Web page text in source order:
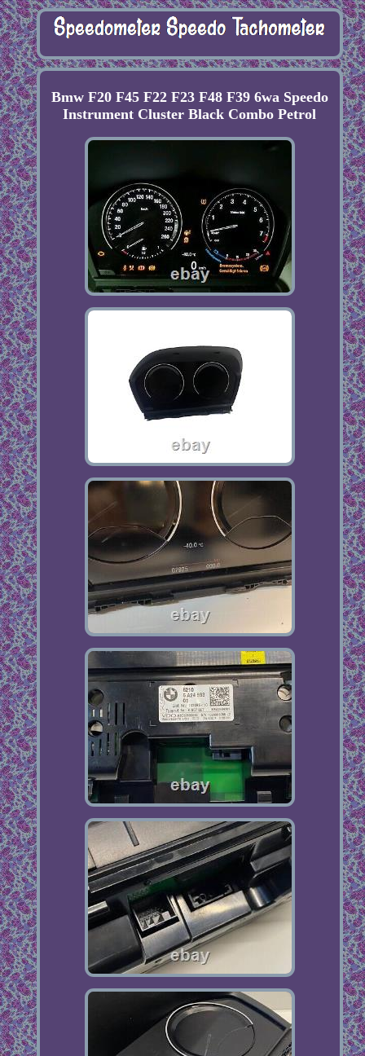
Bmw F20 F45 F22 F23 F48 F39 6wa Speedo
Instrument Cluster Black Combo Petrol